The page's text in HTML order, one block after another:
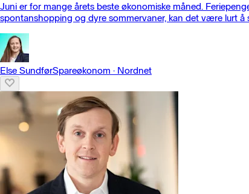
Juni er for mange årets beste økonomiske måned.
spontanshopping og dyre sommervaner, kan det være lurt å
Else SundførSpareøkonom · Nordnet